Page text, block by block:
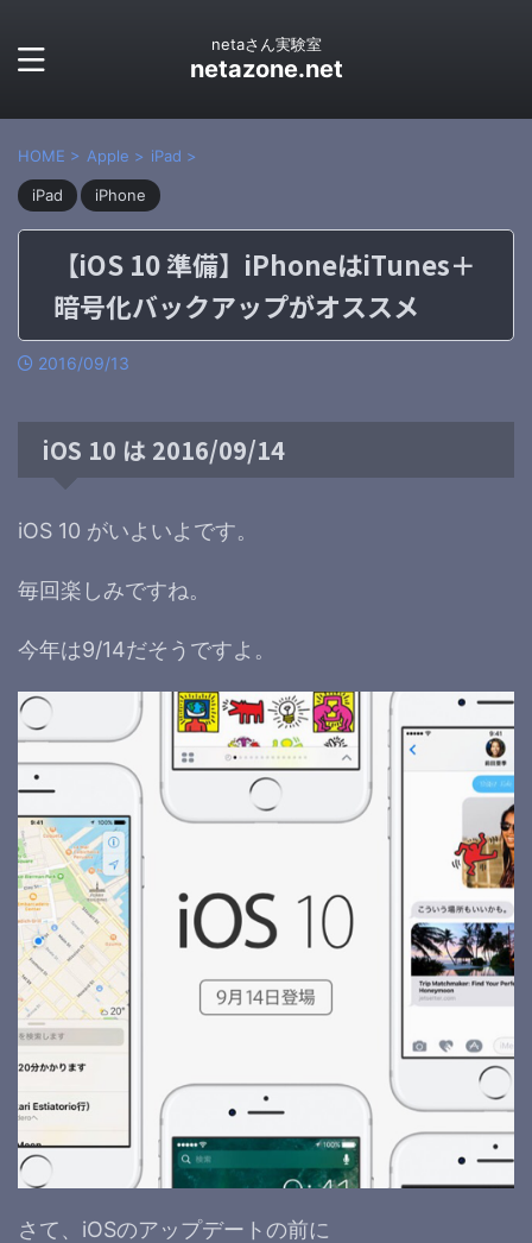
netaさん実験室
netazone.net
HOME > Apple > iPad >
iPad iPhone
【iOS 10 準備】iPhoneはiTunes＋
暗号化バックアップがオススメ
2016/09/13
iOS 10 は 2016/09/14
iOS 10 がいよいよです。
毎回楽しみですね。
今年は9/14だそうですよ。
さて、iOSのアップデートの前に